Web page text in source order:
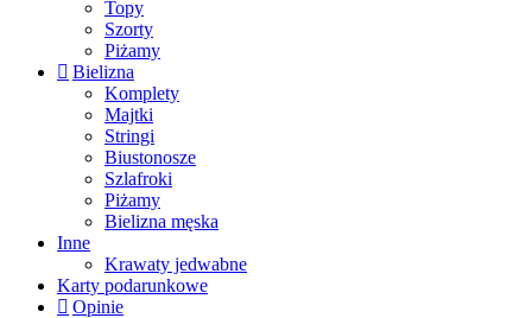
Topy
Szorty
Piżamy
Bielizna
Komplety
Majtki
Stringi
Biustonosze
Szlafroki
Piżamy
Bielizna męska
Inne
Krawaty jedwabne
Karty podarunkowe
Opinie